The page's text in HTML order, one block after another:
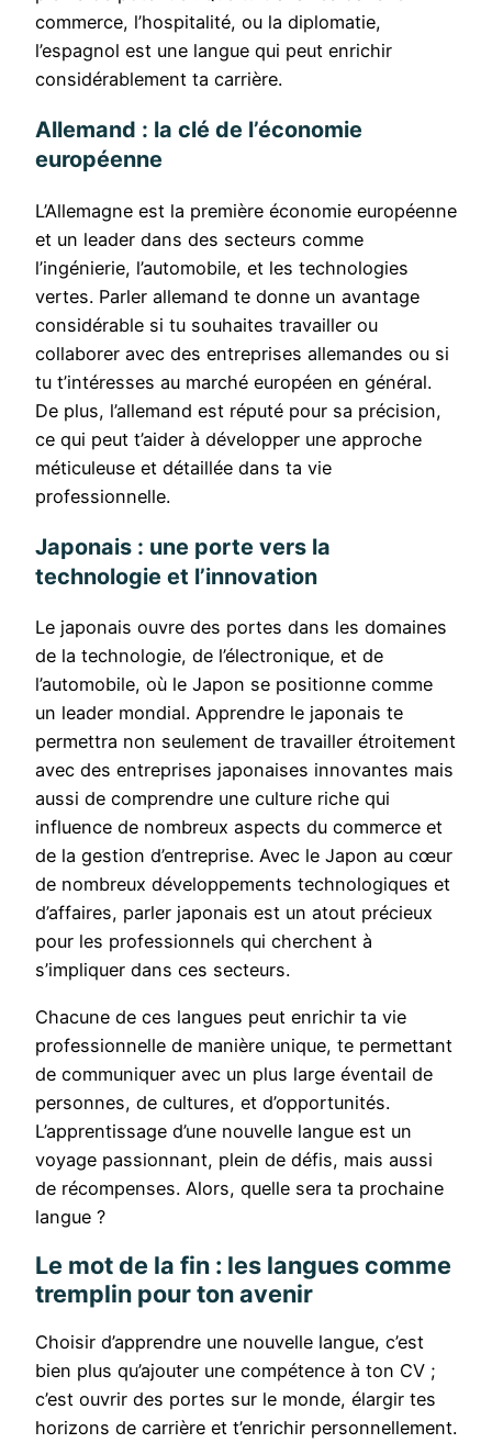
commerce, l’hospitalité, ou la diplomatie,
l’espagnol est une langue qui peut enrichir
considérablement ta carrière.
Allemand : la clé de l’économie
européenne
L’Allemagne est la première économie européenne
et un leader dans des secteurs comme
l’ingénierie, l’automobile, et les technologies
vertes. Parler allemand te donne un avantage
considérable si tu souhaites travailler ou
collaborer avec des entreprises allemandes ou si
tu t’intéresses au marché européen en général.
De plus, l’allemand est réputé pour sa précision,
ce qui peut t’aider à développer une approche
méticuleuse et détaillée dans ta vie
professionnelle.
Japonais : une porte vers la
technologie et l’innovation
Le japonais ouvre des portes dans les domaines
de la technologie, de l’électronique, et de
l’automobile, où le Japon se positionne comme
un leader mondial. Apprendre le japonais te
permettra non seulement de travailler étroitement
avec des entreprises japonaises innovantes mais
aussi de comprendre une culture riche qui
influence de nombreux aspects du commerce et
de la gestion d’entreprise. Avec le Japon au cœur
de nombreux développements technologiques et
d’affaires, parler japonais est un atout précieux
pour les professionnels qui cherchent à
s’impliquer dans ces secteurs.
Chacune de ces langues peut enrichir ta vie
professionnelle de manière unique, te permettant
de communiquer avec un plus large éventail de
personnes, de cultures, et d’opportunités.
L’apprentissage d’une nouvelle langue est un
voyage passionnant, plein de défis, mais aussi
de récompenses. Alors, quelle sera ta prochaine
langue ?
Le mot de la fin : les langues comme
tremplin pour ton avenir
Choisir d’apprendre une nouvelle langue, c’est
bien plus qu’ajouter une compétence à ton CV ;
c’est ouvrir des portes sur le monde, élargir tes
horizons de carrière et t’enrichir personnellement.